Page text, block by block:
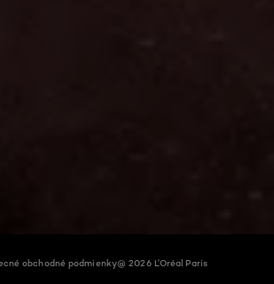
obchodné podmienky@ 2026 L'Oréal Paris